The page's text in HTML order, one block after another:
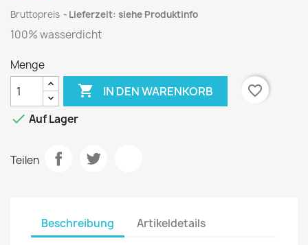
Bruttopreis Lieferzeit: siehe Produktinfo
100% wasserdicht
Menge
 IN DEN WARENKORB
favorite_border
 Auf Lager
Teilen
Beschreibung Artikeldetails